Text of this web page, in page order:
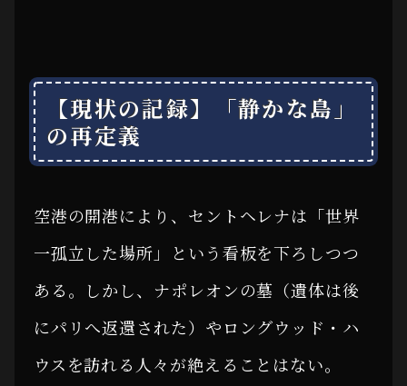
【現状の記録】「静かな島」
の再定義
空港の開港により、セントヘレナは「世界
一孤立した場所」という看板を下ろしつつ
ある。しかし、ナポレオンの墓（遺体は後
にパリへ返還された）やロングウッド・ハ
ウスを訪れる人々が絶えることはない。